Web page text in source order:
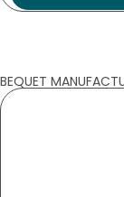
BEQUET